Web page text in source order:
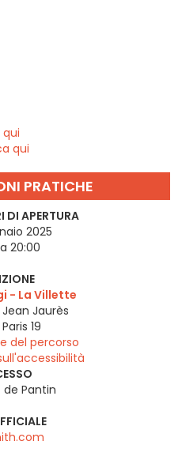
qui
PRATICHE
DI APERTURA
2025
20:00
- La Villette
Jean Jaurès
Paris 19
del percorso
de Pantin